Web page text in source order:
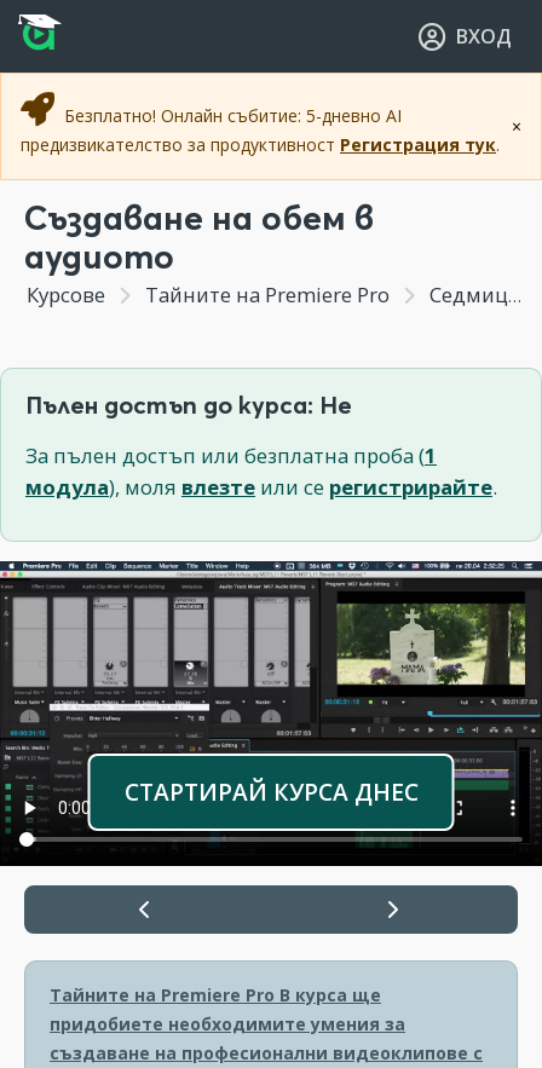
Прескочи към основното съдържание
Прескочи към навигацията
ВХОД
×
Безплатно! Онлайн събитие: 5-дневно AI
предизвикателство за продуктивност Регистрация тук.
Създаване на обем в
аудиото
Курсове Тайните на Premiere Pro Седмица 7 - Обработване на аудиото в процеса на видео монтажа
Пълен достъп до курса: Не
За пълен достъп или безплатна проба (1
модула), моля влезте или се регистрирайте.
СТАРТИРАЙ КУРСА ДНЕС
Тайните на Premiere Pro В курса ще
придобиете необходимите умения за
създаване на професионални видеоклипове с